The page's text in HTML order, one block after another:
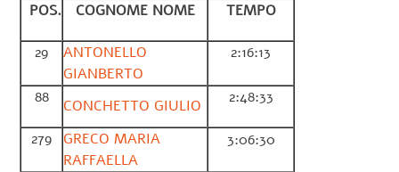
POS. COGNOME NOME TEMPO
29
ANTONELLO
GIANBERTO
2:16:13
88 CONCHETTO GIULIO 2:48:33
279
GRECO MARIA
RAFFAELLA
3:06:30